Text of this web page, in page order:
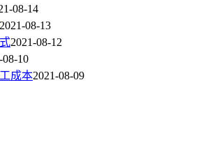
08-14
2021-08-13
2021-08-12
08-10
成本2021-08-09